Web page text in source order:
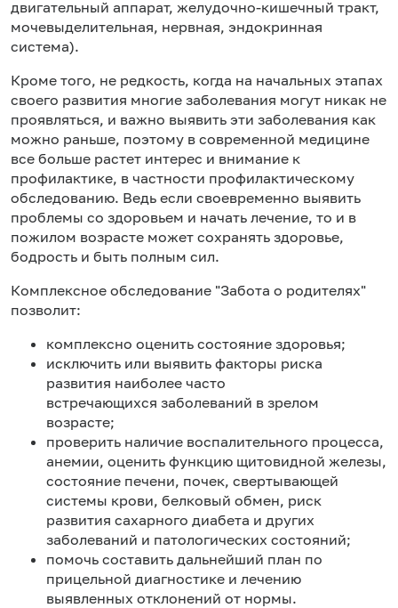
двигательный аппарат, желудочно-кишечный тракт,
мочевыделительная, нервная, эндокринная
система).
Кроме того, не редкость, когда на начальных этапах
своего развития многие заболевания могут никак не
проявляться, и важно выявить эти заболевания как
можно раньше, поэтому в современной медицине
все больше растет интерес и внимание к
профилактике, в частности профилактическому
обследованию. Ведь если своевременно выявить
проблемы со здоровьем и начать лечение, то и в
пожилом возрасте может сохранять здоровье,
бодрость и быть полным сил.
Комплексное обследование "Забота о родителях"
позволит:
комплексно оценить состояние здоровья;
исключить или выявить факторы риска
развития наиболее часто
встречающихся заболеваний в зрелом
возрасте;
проверить наличие воспалительного процесса,
анемии, оценить функцию щитовидной железы,
состояние печени, почек, свертывающей
системы крови, белковый обмен, риск
развития сахарного диабета и других
заболеваний и патологических состояний;
помочь составить дальнейший план по
прицельной диагностике и лечению
выявленных отклонений от нормы.